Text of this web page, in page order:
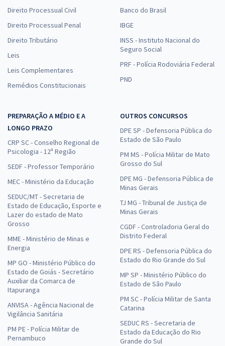
Direito Processual Civil
Direito Processual Penal
Direito Tributário
Leis
Leis Complementares
Remédios Constitucionais
Banco do Brasil
IBGE
INSS - Instituto Nacional do
Seguro Social
PRF - Polícia Rodoviária Federal
PND
PREPARAÇÃO A MÉDIO E A
LONGO PRAZO
CRP SC - Conselho Regional de
Psicologia - 12ª Região
SEDF - Professor Temporário
MEC - Ministério da Educação
SEDUC/MT - Secretaria de
Estado de Educação, Esporte e
Lazer do estado de Mato
Grosso
MME - Ministério de Minas e
Energia
MP GO - Ministério Público do
Estado de Goiás - Secretário
Auxiliar da Comarca de
Itapuranga
ANVISA - Agência Nacional de
Vigilância Sanitária
PM PE - Polícia Militar de
Pernambuco
OUTROS CONCURSOS
DPE SP - Defensoria Pública do
Estado de São Paulo
PM MS - Polícia Militar de Mato
Grosso do Sul
DPE MG - Defensoria Pública de
Minas Gerais
TJ MG - Tribunal de Justiça de
Minas Gerais
CGDF - Controladoria Geral do
Distrito Federal
DPE RS - Defensoria Pública do
Estado do Rio Grande do Sul
MP SP - Ministério Público do
Estado de São Paulo
PM SC - Polícia Militar de Santa
Catarina
SEDUC RS - Secretaria de
Estado da Educação do Rio
Grande do Sul